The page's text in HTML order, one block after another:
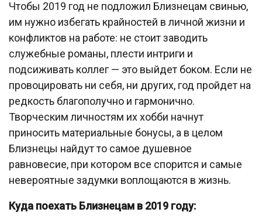
Чтобы 2019 год не подложил Близнецам свинью,
им нужно избегать крайностей в личной жизни и
конфликтов на работе: не стоит заводить
служебные романы, плести интриги и
подсиживать коллег — это выйдет боком. Если не
провоцировать ни себя, ни других, год пройдет на
редкость благополучно и гармонично.
Творческим личностям их хобби начнут
приносить материальные бонусы, а в целом
Близнецы найдут то самое душевное
равновесие, при котором все спорится и самые
невероятные задумки воплощаются в жизнь.
Куда поехать Близнецам в 2019 году: